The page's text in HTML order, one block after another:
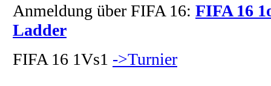
Anmeldung über FIFA 16: FIFA 16
Ladder
FIFA 16 1Vs1 ->Turnier